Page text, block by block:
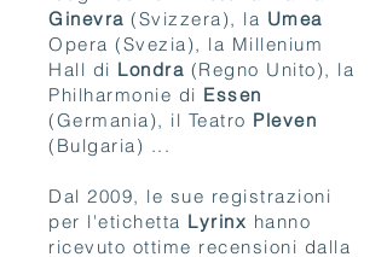
Ginevra (Svizzera), la Umea
Opera (Svezia), la Millenium
Hall di Londra (Regno Unito), la
Philharmonie di Essen
(Germania), il Teatro Pleven
(Bulgaria) ...
Dal 2009, le sue registrazioni
per l'etichetta Lyrinx hanno
ricevuto ottime recensioni dalla